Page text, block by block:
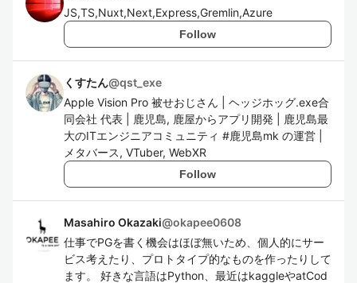
JS,TS,Nuxt,Next,Express,Gremlin,Azure
Follow
くすたん@qst_exe
Apple Vision Pro 被せおじさん | ヘッジホッグ.exe合
同会社 代表 | 鹿児島, 鹿屋からアプリ開発 | 鹿児島最
大のITエンジニアコミュニティ #鹿児島mk の運営 |
メタバース, VTuber, WebXR
Follow
Masahiro Okazaki@okapee0608
仕事でPGを書く機会はほぼ無いため、個人的にサー
ビス考えたり、プロトタイプ的なものを作ったりして
ます。 好きな言語はPython、最近はkaggleやatCod